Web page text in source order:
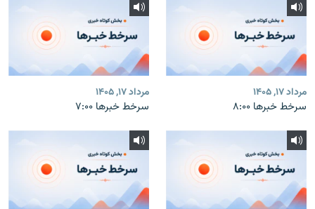
مرداد ۱۷, ۱۴۰۵
سرخط خبرها ۸:۰۰
مرداد ۱۷, ۱۴۰۵
سرخط خبرها ۷:۰۰